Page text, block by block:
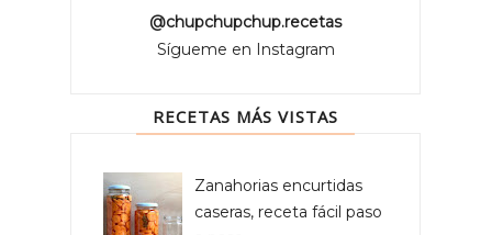
@chupchupchup.recetas
Sígueme en Instagram
RECETAS MÁS VISTAS
Zanahorias encurtidas
caseras, receta fácil paso